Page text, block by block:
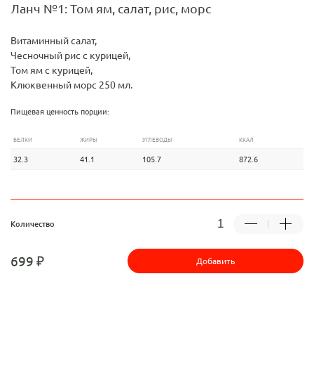
Ланч №1: Том ям, салат, рис, морс
Витаминный салат,
Чесночный рис с курицей,
Том ям с курицей,
Клюквенный морс 250 мл.
Пищевая ценность порции:
БЕЛКИ ЖИРЫ УГЛЕВОДЫ ККАЛ
32.3 41.1 105.7 872.6
Количество
699 ₽ Добавить